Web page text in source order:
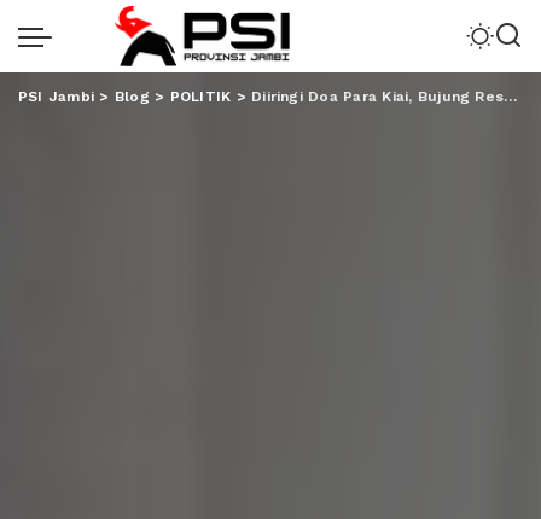
PSI Jambi > Blog > POLITIK > Diiringi Doa Para Kiai, Bujung Resmi Mendaftar ke KPU